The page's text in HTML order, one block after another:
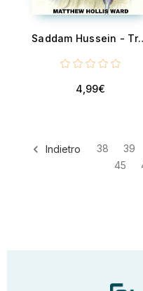
Saddam Hussein - Tribes, Tanks, and the
4,99€
Indietro 38 39
45